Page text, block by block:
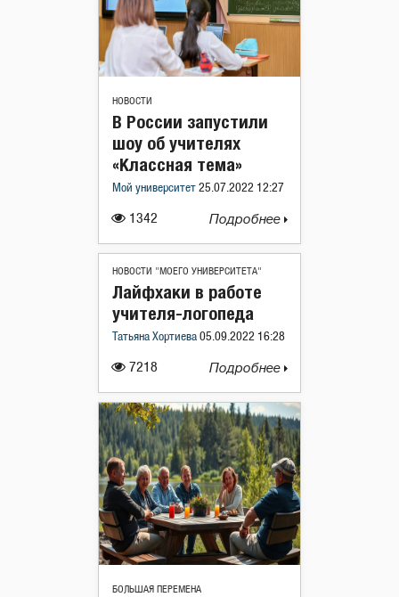
НОВОСТИ
1342
В России запустили
шоу об учителях
«Классная тема»
Мой университет 25.07.2022 12:27
Подробнее
НОВОСТИ "МОЕГО УНИВЕРСИТЕТА"
7218
Лайфхаки в работе
учителя-логопеда
Татьяна Хортиева 05.09.2022 16:28
Подробнее
БОЛЬШАЯ ПЕРЕМЕНА